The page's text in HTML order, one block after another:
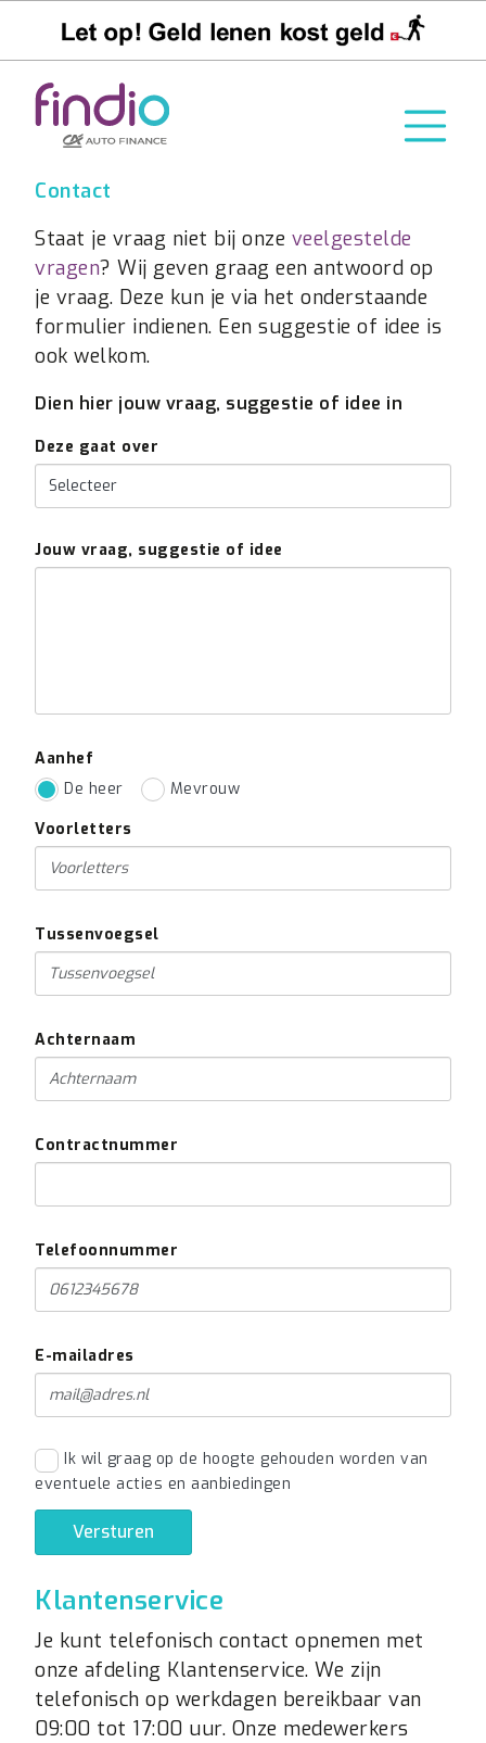
Contact
Staat je vraag niet bij onze veelgestelde
vragen? Wij geven graag een antwoord op
je vraag. Deze kun je via het onderstaande
formulier indienen. Een suggestie of idee is
ook welkom.
Dien hier jouw vraag, suggestie of idee in
Deze gaat over
Jouw vraag, suggestie of idee
Aanhef
De heer
Mevrouw
Voorletters
Tussenvoegsel
Achternaam
Contractnummer
Telefoonnummer
E-mailadres
Ik wil graag op de hoogte gehouden worden van
eventuele acties en aanbiedingen
Versturen
Klantenservice
Je kunt telefonisch contact opnemen met
onze afdeling Klantenservice. We zijn
telefonisch op werkdagen bereikbaar van
09:00 tot 17:00 uur. Onze medewerkers